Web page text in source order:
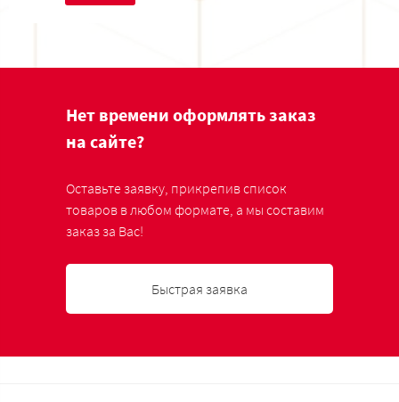
Нет времени оформлять заказ
на сайте?
Оставьте заявку, прикрепив список
товаров в любом формате, а мы составим
заказ за Вас!
Быстрая заявка